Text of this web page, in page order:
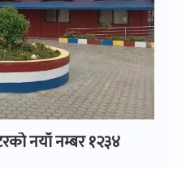
नयाँ नम्बर १२३४